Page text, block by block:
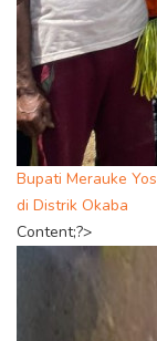
Bupati Merauke
di Distrik Okaba
Content;?>